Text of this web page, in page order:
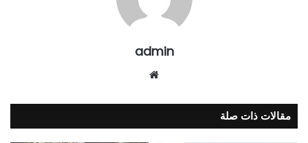
admin
مقالات ذات صلة